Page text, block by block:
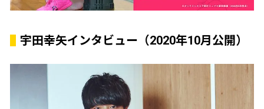
宇田幸矢インタビュー（2020年10月公開）